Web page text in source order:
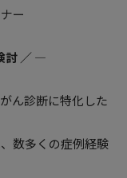
ー
討 ／ ―
ん診断に特化した
数多くの症例経験